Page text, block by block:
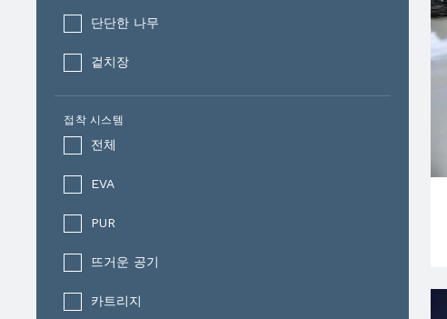
단단한 나무
겉치장
접착 시스템
전체
EVA
PUR
뜨거운 공기
카트리지